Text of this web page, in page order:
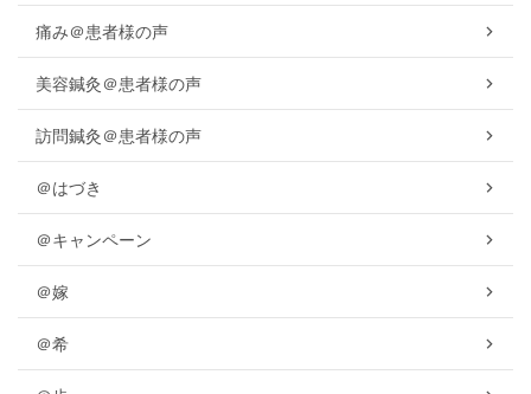
痛み＠患者様の声
美容鍼灸＠患者様の声
訪問鍼灸＠患者様の声
＠はづき
＠キャンペーン
＠嫁
＠希